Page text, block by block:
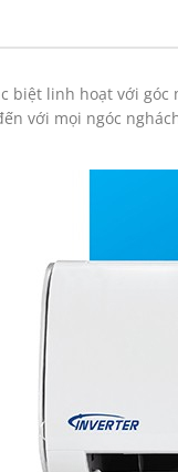
biệt linh hoạt với
với mọi ngóc